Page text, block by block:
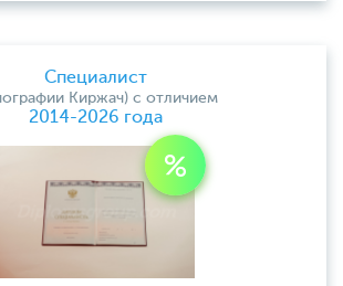
Специалист
Киржач) с отличием
2014-2026 года